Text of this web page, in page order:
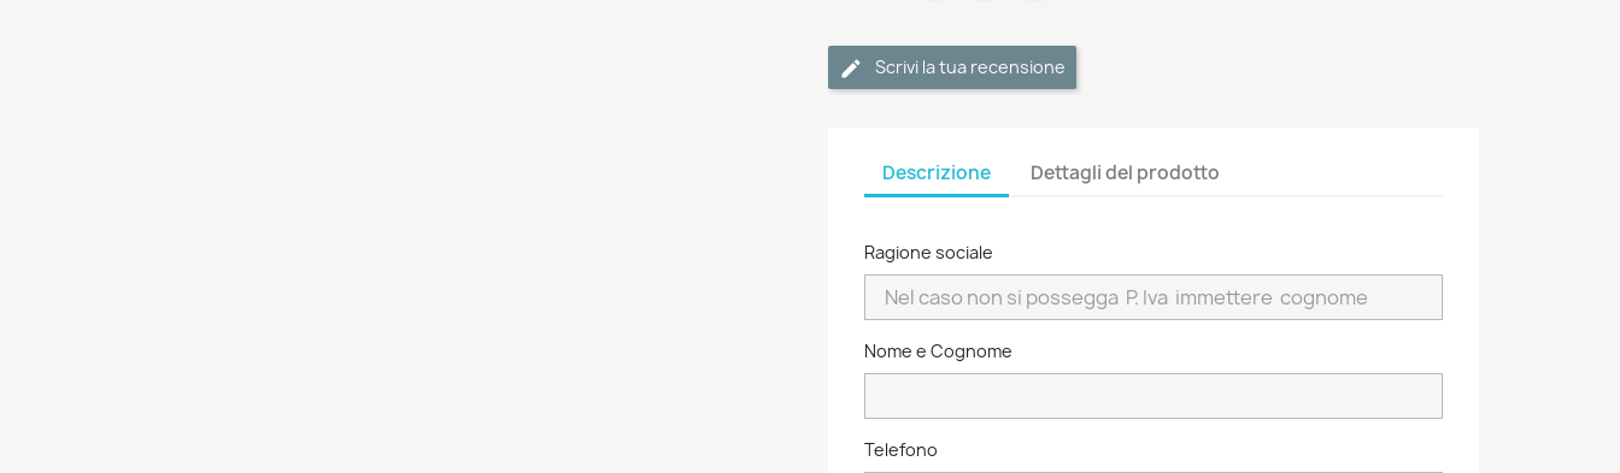
Scrivi la tua recensione
Descrizione Dettagli del prodotto
Ragione sociale
Nome e Cognome
Telefono